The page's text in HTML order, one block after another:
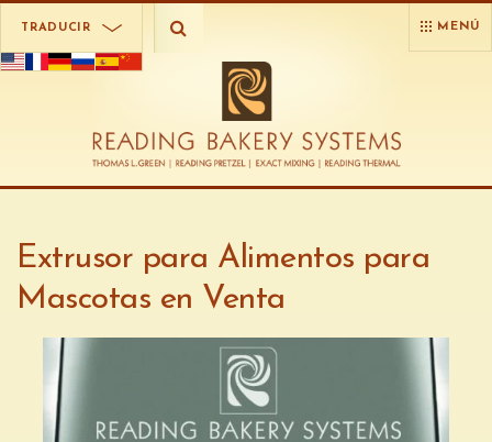
TRADUCIR MENÚ
Extrusor para Alimentos para
Mascotas en Venta